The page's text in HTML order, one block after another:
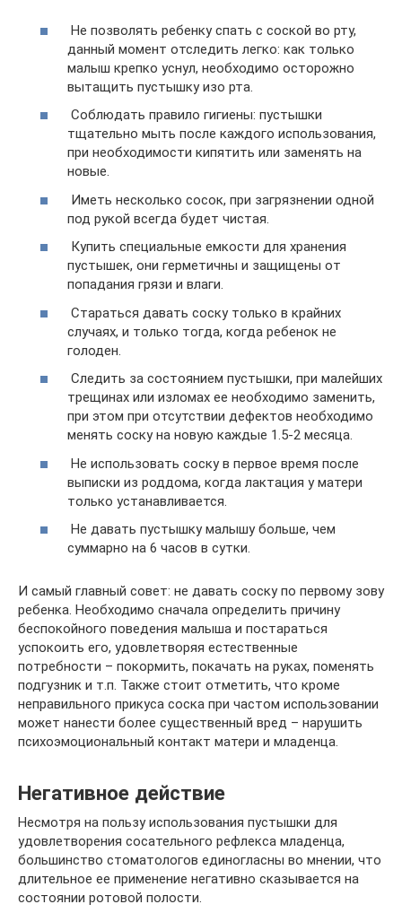
Не позволять ребенку спать с соской во рту,
данный момент отследить легко: как только
малыш крепко уснул, необходимо осторожно
вытащить пустышку изо рта.
Соблюдать правило гигиены: пустышки
тщательно мыть после каждого использования,
при необходимости кипятить или заменять на
новые.
Иметь несколько сосок, при загрязнении одной
под рукой всегда будет чистая.
Купить специальные емкости для хранения
пустышек, они герметичны и защищены от
попадания грязи и влаги.
Стараться давать соску только в крайних
случаях, и только тогда, когда ребенок не
голоден.
Следить за состоянием пустышки, при малейших
трещинах или изломах ее необходимо заменить,
при этом при отсутствии дефектов необходимо
менять соску на новую каждые 1.5-2 месяца.
Не использовать соску в первое время после
выписки из роддома, когда лактация у матери
только устанавливается.
Не давать пустышку малышу больше, чем
суммарно на 6 часов в сутки.
И самый главный совет: не давать соску по первому зову
ребенка. Необходимо сначала определить причину
беспокойного поведения малыша и постараться
успокоить его, удовлетворяя естественные
потребности – покормить, покачать на руках, поменять
подгузник и т.п. Также стоит отметить, что кроме
неправильного прикуса соска при частом использовании
может нанести более существенный вред – нарушить
психоэмоциональный контакт матери и младенца.
Негативное действие
Несмотря на пользу использования пустышки для
удовлетворения сосательного рефлекса младенца,
большинство стоматологов единогласны во мнении, что
длительное ее применение негативно сказывается на
состоянии ротовой полости.